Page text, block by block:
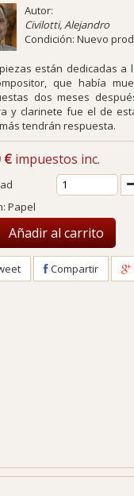
Autor:
Civilotti, Alejandro
Condición: Nuevo
están dedicadas a
que había
dos meses
y clarinete fue el de
tendrán respuesta.
€ impuestos inc.
Papel
Añadir al carrito
Compartir